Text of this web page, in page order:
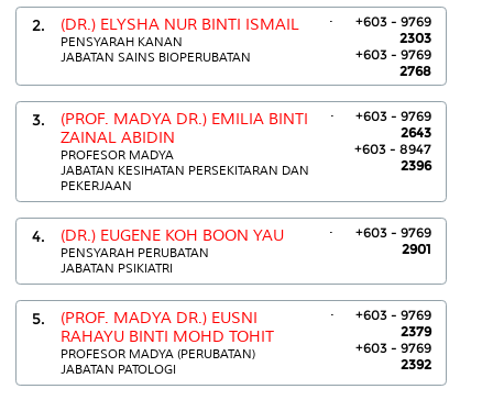
2. (DR.) ELYSHA NUR BINTI ISMAIL
PENSYARAH KANAN
JABATAN SAINS BIOPERUBATAN
.
+603 - 9769
2303
+603 - 9769
2768
3.
(PROF. MADYA DR.) EMILIA BINTI
ZAINAL ABIDIN
PROFESOR MADYA
JABATAN KESIHATAN PERSEKITARAN DAN
PEKERJAAN
.
+603 - 9769
2643
+603 - 8947
2396
4. (DR.) EUGENE KOH BOON YAU
PENSYARAH PERUBATAN
JABATAN PSIKIATRI
.
+603 - 9769
2901
5.
(PROF. MADYA DR.) EUSNI
RAHAYU BINTI MOHD TOHIT
PROFESOR MADYA (PERUBATAN)
JABATAN PATOLOGI
.
+603 - 9769
2379
+603 - 9769
2392